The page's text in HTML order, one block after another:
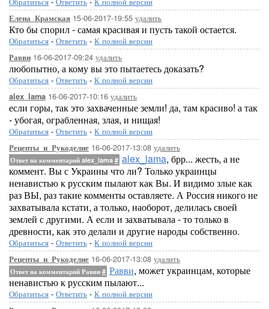
Елена_Крамская 15-06-2017-19:55 удалить
Кто бы спорил - самая красивая и пусть такой остается.
Обратиться - Ответить - К полной версии
Равви 16-06-2017-09:24 удалить
любопытно, а кому вы это пытаетесь доказать?
Обратиться - Ответить - К полной версии
alex_lama 16-06-2017-10:16 удалить
если горы, так это захваченные земли! да, там красиво! а так
- убогая, ограбленная, злая, и нищая!
Обратиться - Ответить - К полной версии
Рецепты_и_Рукоделие 16-06-2017-13:08 удалить
Ответ на комментарий alex_lama # alex_lama, брр... жесть, а не
коммент. Вы с Украины что ли? Только украинцы
ненавистью к русским пылают как Вы. И видимо злые как
раз ВЫ, раз такие комменты оставляете. А Россия никого не
захватывала кстати, а только, наоборот, делилась своей
землей с другими. А если и захватывала - то только в
древности, как это делали и другие народы собственно.
Обратиться - Ответить - К полной версии
Рецепты_и_Рукоделие 16-06-2017-13:08 удалить
Ответ на комментарий Равви # Равви, может украинцам, которые
ненавистью к русским пылают...
Обратиться - Ответить - К полной версии